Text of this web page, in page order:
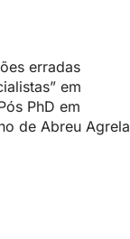
erradas
em
PhD em
de Abreu Agrela